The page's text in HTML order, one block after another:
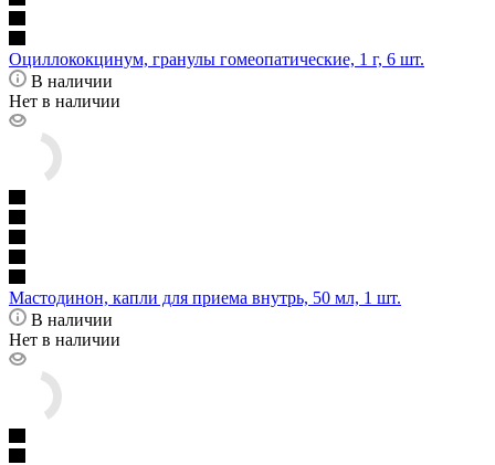
Оциллококцинум, гранулы гомеопатические, 1 г, 6 шт.
В наличии
Нет в наличии
Мастодинон, капли для приема внутрь, 50 мл, 1 шт.
В наличии
Нет в наличии